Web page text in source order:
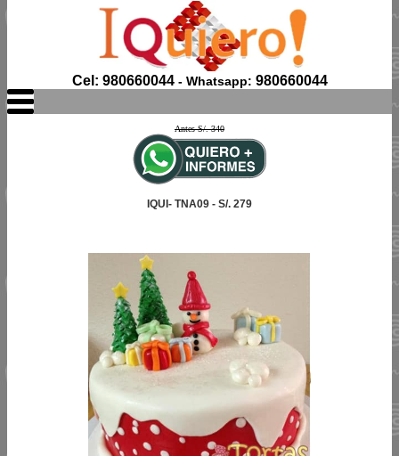
Cel: 980660044- Whatsapp: 980660044
Antes S/. 340
IQUI- TNA09 - S/. 279